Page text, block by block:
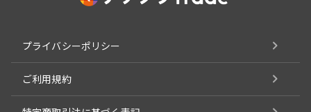
プライバシーポリシー
ご利用規約